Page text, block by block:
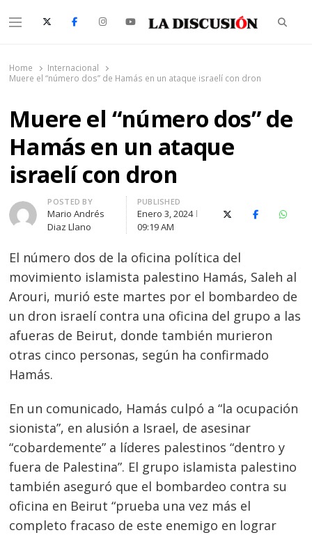
Menu
Home
Internacional
Muere el “número dos” de Hamás en un ataque israelí con dron
Muere el “número dos” de
Hamás en un ataque
israelí con dron
Author
POSTED BY
Mario Andrés
Diaz Llano
PUBLISHED
Enero 3, 2024
09:19 AM
X (Twitter)Facebook
El número dos de la oficina política del
movimiento islamista palestino Hamás, Saleh al
Arouri, murió este martes por el bombardeo de
un dron israelí contra una oficina del grupo a las
afueras de Beirut, donde también murieron
otras cinco personas, según ha confirmado
Hamás.
En un comunicado, Hamás culpó a “la ocupación
sionista”, en alusión a Israel, de asesinar
“cobardemente” a líderes palestinos “dentro y
fuera de Palestina”. El grupo islamista palestino
también aseguró que el bombardeo contra su
oficina en Beirut “prueba una vez más el
completo fracaso de este enemigo en lograr